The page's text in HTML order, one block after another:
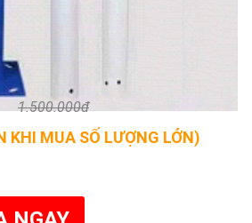
1.500.000đ
KHI MUA SỐ LƯỢNG LỚN)